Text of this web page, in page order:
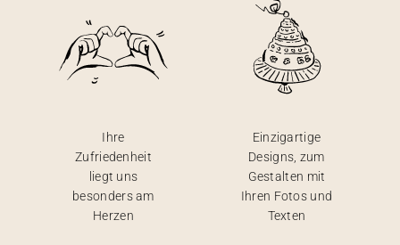
Ihre
Zufriedenheit
liegt uns
besonders am
Herzen
Einzigartige
Designs, zum
Gestalten mit
Ihren Fotos und
Texten